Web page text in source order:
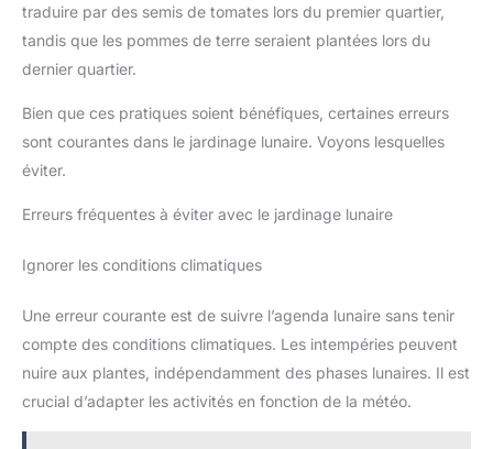
traduire par des semis de tomates lors du premier quartier,
tandis que les pommes de terre seraient plantées lors du
dernier quartier.
Bien que ces pratiques soient bénéfiques, certaines erreurs
sont courantes dans le jardinage lunaire. Voyons lesquelles
éviter.
Erreurs fréquentes à éviter avec le jardinage lunaire
Ignorer les conditions climatiques
Une erreur courante est de suivre l’agenda lunaire sans tenir
compte des conditions climatiques. Les intempéries peuvent
nuire aux plantes, indépendamment des phases lunaires. Il est
crucial d’adapter les activités en fonction de la météo.